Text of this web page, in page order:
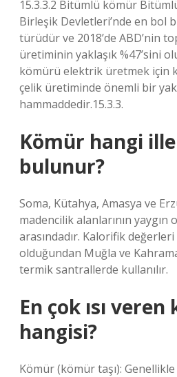
15.3.3.2 Bitümlü kömür
Birleşik Devletleri’nde en bol
türüdür ve 2018’de ABD’nin
üretiminin yaklaşık %47’sini
kömürü elektrik üretmek için
çelik üretiminde önemli bir
hammaddedir.15.3.3.
Kömür hangi
bulunur?
Soma, Kütahya, Amasya ve
madencilik alanlarının yaygın
arasındadır. Kalorifik
olduğundan Muğla ve
termik santrallerde kullanılır.
En çok ısı
hangisi?
Kömür (kömür taşı):